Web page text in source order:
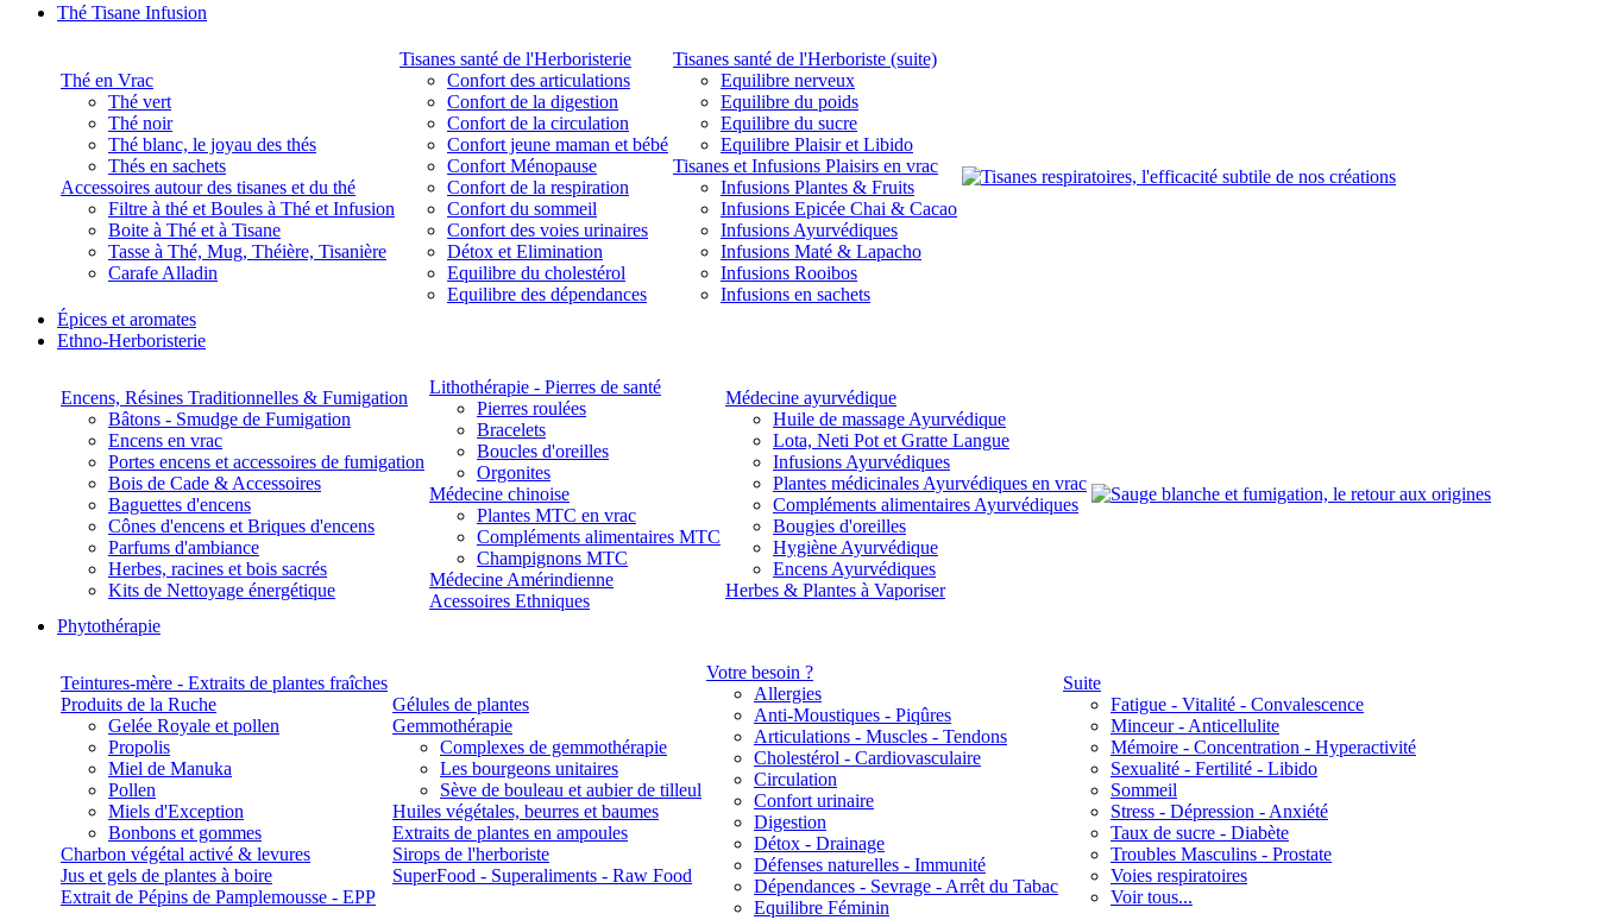
Thé Tisane Infusion
Thé en Vrac
Thé vert
Thé noir
Thé blanc, le joyau des thés
Thés en sachets
Accessoires autour des tisanes et du thé
Filtre à thé et Boules à Thé et Infusion
Boite à Thé et à Tisane
Tasse à Thé, Mug, Théière, Tisanière
Carafe Alladin
Tisanes santé de l'Herboristerie
Confort des articulations
Confort de la digestion
Confort de la circulation
Confort jeune maman et bébé
Confort Ménopause
Confort de la respiration
Confort du sommeil
Confort des voies urinaires
Détox et Elimination
Equilibre du cholestérol
Equilibre des dépendances
Tisanes santé de l'Herboriste (suite)
Equilibre nerveux
Equilibre du poids
Equilibre du sucre
Equilibre Plaisir et Libido
Tisanes et Infusions Plaisirs en vrac
Infusions Plantes & Fruits
Infusions Epicée Chai & Cacao
Infusions Ayurvédiques
Infusions Maté & Lapacho
Infusions Rooibos
Infusions en sachets
Épices et aromates
Ethno-Herboristerie
Encens, Résines Traditionnelles & Fumigation
Bâtons - Smudge de Fumigation
Encens en vrac
Portes encens et accessoires de fumigation
Bois de Cade & Accessoires
Baguettes d'encens
Cônes d'encens et Briques d'encens
Parfums d'ambiance
Herbes, racines et bois sacrés
Kits de Nettoyage énergétique
Lithothérapie - Pierres de santé
Pierres roulées
Bracelets
Boucles d'oreilles
Orgonites
Médecine chinoise
Plantes MTC en vrac
Compléments alimentaires MTC
Champignons MTC
Médecine Amérindienne
Acessoires Ethniques
Médecine ayurvédique
Huile de massage Ayurvédique
Lota, Neti Pot et Gratte Langue
Infusions Ayurvédiques
Plantes médicinales Ayurvédiques en vrac
Compléments alimentaires Ayurvédiques
Bougies d'oreilles
Hygiène Ayurvédique
Encens Ayurvédiques
Herbes & Plantes à Vaporiser
Phytothérapie
Teintures-mère - Extraits de plantes fraîches
Produits de la Ruche
Gelée Royale et pollen
Propolis
Miel de Manuka
Pollen
Miels d'Exception
Bonbons et gommes
Charbon végétal activé & levures
Jus et gels de plantes à boire
Extrait de Pépins de Pamplemousse - EPP
Gélules de plantes
Gemmothérapie
Complexes de gemmothérapie
Les bourgeons unitaires
Sève de bouleau et aubier de tilleul
Huiles végétales, beurres et baumes
Extraits de plantes en ampoules
Sirops de l'herboriste
SuperFood - Superaliments - Raw Food
Votre besoin ?
Allergies
Anti-Moustiques - Piqûres
Articulations - Muscles - Tendons
Cholestérol - Cardiovasculaire
Circulation
Confort urinaire
Digestion
Détox - Drainage
Défenses naturelles - Immunité
Dépendances - Sevrage - Arrêt du Tabac
Equilibre Féminin
Suite
Fatigue - Vitalité - Convalescence
Minceur - Anticellulite
Mémoire - Concentration - Hyperactivité
Sexualité - Fertilité - Libido
Sommeil
Stress - Dépression - Anxiété
Taux de sucre - Diabète
Troubles Masculins - Prostate
Voies respiratoires
Voir tous...